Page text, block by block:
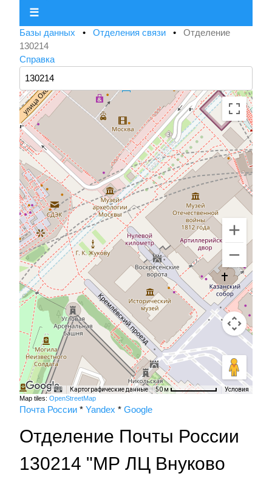
☰
Базы данных • Отделения связи • Отделение
130214
Справка
Картографические данные 50 м Условия
Map tiles: OpenStreetMap
Почта России * Yandex * Google
Отделение Почты России
130214 "МР ЛЦ Внуково